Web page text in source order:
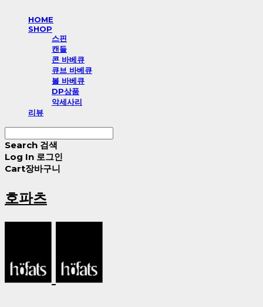
HOME
SHOP
스핀
캔들
콘 바베큐
큐브 바베큐
볼 바베큐
DP상품
악세사리
리뷰
Search 검색
Log In 로그인
Cart장바구니
호파츠